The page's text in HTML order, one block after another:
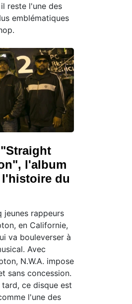
reste l'une des
emblématiques
l'album
du
jeunes rappeurs
en Californie,
va bouleverser à
Avec
N.W.A. impose
sans concession.
ce disque est
l'une des